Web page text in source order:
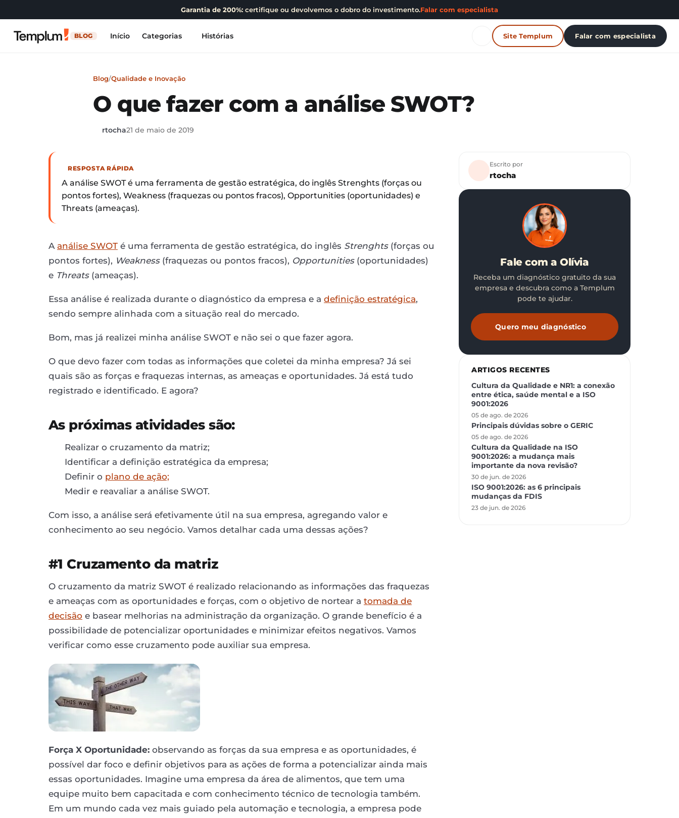
Garantia de 200%: certifique ou devolvemos o dobro do investimento.Falar com especialista
BLOG Início Categorias Histórias Site Templum Falar com especialista
Blog/Qualidade e Inovação
O que fazer com a análise SWOT?
rtocha21 de maio de 2019
RESPOSTA RÁPIDA
A análise SWOT é uma ferramenta de gestão estratégica, do inglês Strenghts (forças ou
pontos fortes), Weakness (fraquezas ou pontos fracos), Opportunities (oportunidades) e
Threats (ameaças).
A análise SWOT é uma ferramenta de gestão estratégica, do inglês Strenghts(forças ou
pontos fortes), Weakness(fraquezas ou pontos fracos), Opportunities(oportunidades)
e Threats(ameaças).
Essa análise é realizada durante o diagnóstico da empresa e a definição estratégica,
sendo sempre alinhada com a situação real do mercado.
Bom, mas já realizei minha análise SWOT e não sei o que fazer agora.
O que devo fazer com todas as informações que coletei da minha empresa? Já sei
quais são as forças e fraquezas internas, as ameaças e oportunidades. Já está tudo
registrado e identificado. E agora?
As próximas atividades são:
Realizar o cruzamento da matriz;
Identificar a definição estratégica da empresa;
Definir o plano de ação;
Medir e reavaliar a análise SWOT.
Com isso, a análise será efetivamente útil na sua empresa, agregando valor e
conhecimento ao seu negócio. Vamos detalhar cada uma dessas ações?
#1 Cruzamento da matriz
O cruzamento da matriz SWOT é realizado relacionando as informações das fraquezas
e ameaças com as oportunidades e forças, com o objetivo de nortear a tomada de
decisão e basear melhorias na administração da organização. O grande benefício é a
possibilidade de potencializar oportunidades e minimizar efeitos negativos. Vamos
verificar como esse cruzamento pode auxiliar sua empresa.
Força X Oportunidade: observando as forças da sua empresa e as oportunidades, é
possível dar foco e definir objetivos para as ações de forma a potencializar ainda mais
essas oportunidades. Imagine uma empresa da área de alimentos, que tem uma
equipe muito bem capacitada e com conhecimento técnico de tecnologia também.
Em um mundo cada vez mais guiado pela automação e tecnologia, a empresa pode
Escrito por
rtocha
Fale com a Olívia
Receba um diagnóstico gratuito da sua
empresa e descubra como a Templum
pode te ajudar.
Quero meu diagnóstico
ARTIGOS RECENTES
Cultura da Qualidade e NR1: a conexão
entre ética, saúde mental e a ISO
9001:2026
05 de ago. de 2026
Principais dúvidas sobre o GERIC
05 de ago. de 2026
Cultura da Qualidade na ISO
9001:2026: a mudança mais
importante da nova revisão?
30 de jun. de 2026
ISO 9001:2026: as 6 principais
mudanças da FDIS
23 de jun. de 2026